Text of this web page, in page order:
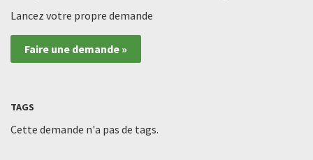
Lancez votre propre demande
Faire une demande »
TAGS
Cette demande n'a pas de tags.